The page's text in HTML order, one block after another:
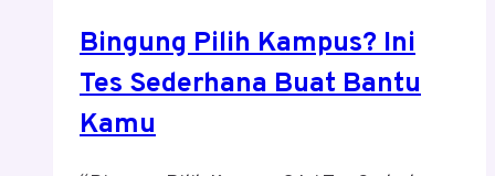
Bingung Pilih Kampus? Ini
Tes Sederhana Buat Bantu
Kamu